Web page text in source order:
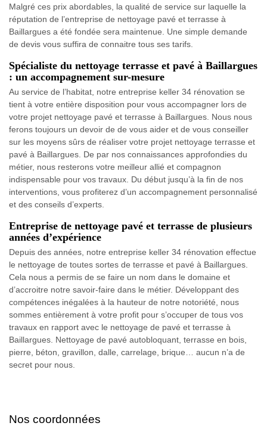
Malgré ces prix abordables, la qualité de service sur laquelle la
réputation de l’entreprise de nettoyage pavé et terrasse à
Baillargues a été fondée sera maintenue. Une simple demande
de devis vous suffira de connaitre tous ses tarifs.
Spécialiste du nettoyage terrasse et pavé à Baillargues
: un accompagnement sur-mesure
Au service de l’habitat, notre entreprise keller 34 rénovation se
tient à votre entière disposition pour vous accompagner lors de
votre projet nettoyage pavé et terrasse à Baillargues. Nous nous
ferons toujours un devoir de de vous aider et de vous conseiller
sur les moyens sûrs de réaliser votre projet nettoyage terrasse et
pavé à Baillargues. De par nos connaissances approfondies du
métier, nous resterons votre meilleur allié et compagnon
indispensable pour vos travaux. Du début jusqu’à la fin de nos
interventions, vous profiterez d’un accompagnement personnalisé
et des conseils d’experts.
Entreprise de nettoyage pavé et terrasse de plusieurs
années d’expérience
Depuis des années, notre entreprise keller 34 rénovation effectue
le nettoyage de toutes sortes de terrasse et pavé à Baillargues.
Cela nous a permis de se faire un nom dans le domaine et
d’accroitre notre savoir-faire dans le métier. Développant des
compétences inégalées à la hauteur de notre notoriété, nous
sommes entièrement à votre profit pour s’occuper de tous vos
travaux en rapport avec le nettoyage de pavé et terrasse à
Baillargues. Nettoyage de pavé autobloquant, terrasse en bois,
pierre, béton, gravillon, dalle, carrelage, brique… aucun n’a de
secret pour nous.
Nos coordonnées